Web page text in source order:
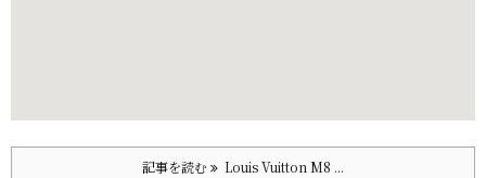
記事を読む Louis Vuitton M8 ...